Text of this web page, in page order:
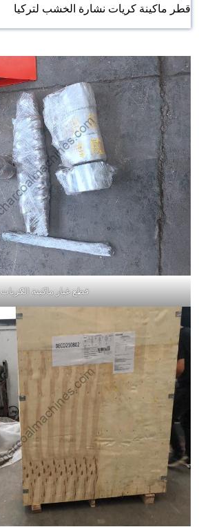
قطر ماكينة كريات نشارة الخشب لتركيا
قطع غيار ماكينة الكريات